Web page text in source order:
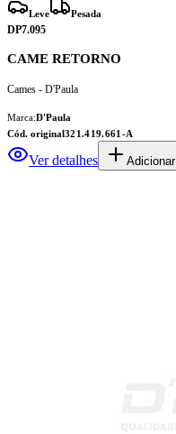
Leve Pesada
DP7.095
CAME RETORNO
Cames - D'Paula
Marca:D'Paula
Cód. original321.419.661-A
Ver detalhes Adicionar